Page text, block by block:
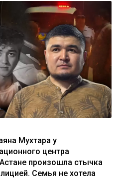
Мухтара у
центра
произошла стычка
Семья не хотела